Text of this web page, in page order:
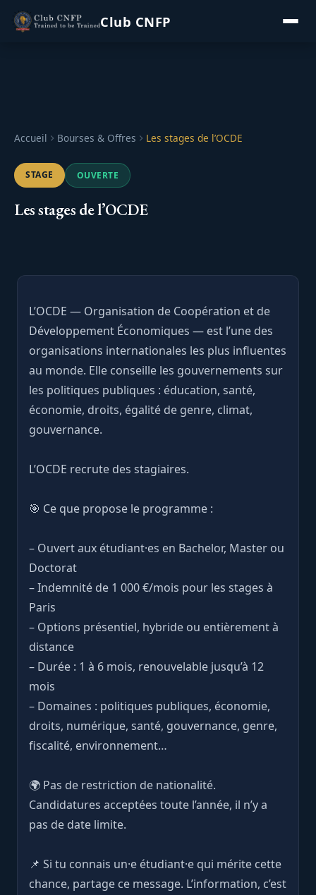
Club CNFP
Accueil Bourses & Offres Les stages de l’OCDE
STAGE OUVERTE
Les stages de l’OCDE
L’OCDE — Organisation de Coopération et de
Développement Économiques — est l’une des
organisations internationales les plus influentes
au monde. Elle conseille les gouvernements sur
les politiques publiques : éducation, santé,
économie, droits, égalité de genre, climat,
gouvernance.
L’OCDE recrute des stagiaires.
🎯 Ce que propose le programme :
– Ouvert aux étudiant·es en Bachelor, Master ou
Doctorat
– Indemnité de 1 000 €/mois pour les stages à
Paris
– Options présentiel, hybride ou entièrement à
distance
– Durée : 1 à 6 mois, renouvelable jusqu’à 12
mois
– Domaines : politiques publiques, économie,
droits, numérique, santé, gouvernance, genre,
fiscalité, environnement…
🌍 Pas de restriction de nationalité.
Candidatures acceptées toute l’année, il n’y a
pas de date limite.
📌 Si tu connais un·e étudiant·e qui mérite cette
chance, partage ce message. L’information, c’est